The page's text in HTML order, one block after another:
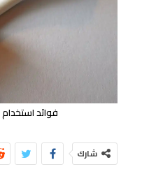
فوائد
شارك